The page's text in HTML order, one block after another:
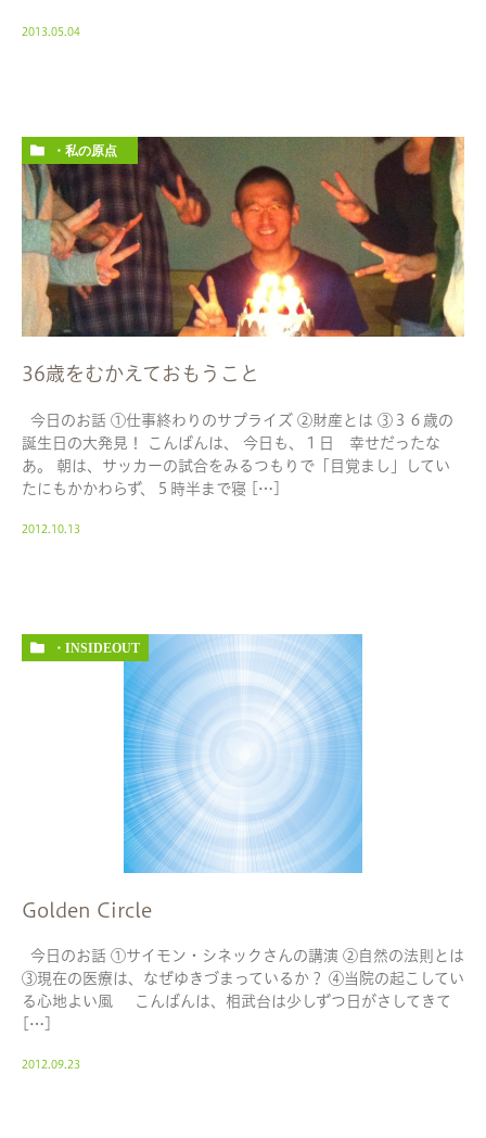
2013.05.04
・私の原点
36歳をむかえておもうこと
今日のお話 ①仕事終わりのサプライズ ②財産とは ③３６歳の
誕生日の大発見！ こんばんは、 今日も、１日 幸せだったな
あ。 朝は、サッカーの試合をみるつもりで「目覚まし」してい
たにもかかわらず、５時半まで寝 […]
2012.10.13
・INSIDEOUT
Golden Circle
今日のお話 ①サイモン・シネックさんの講演 ②自然の法則とは
③現在の医療は、なぜゆきづまっているか？ ④当院の起こしてい
る心地よい風 こんばんは、相武台は少しずつ日がさしてきて
[…]
2012.09.23